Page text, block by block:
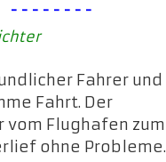
--------
Fahrer und
Fahrt. Der
vom Flughafen zum
ohne Probleme.